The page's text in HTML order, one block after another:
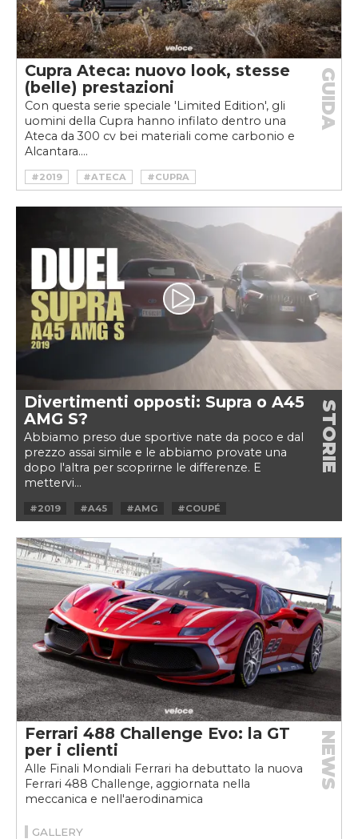
Cupra Ateca: nuovo look, stesse
(belle) prestazioni
Con questa serie speciale 'Limited Edition', gli
uomini della Cupra hanno infilato dentro una
Ateca da 300 cv bei materiali come carbonio e
Alcantara....
GUIDA
#2019 #ATECA
#CUPRA
#FORMENTOR
#HOTHATCH #SUV
Divertimenti opposti: Supra o A45
AMG S?
Abbiamo preso due sportive nate da poco e dal
prezzo assai simile e le abbiamo provate una
dopo l'altra per scoprirne le differenze. E
mettervi...
STORIE
#2019 #A45 #AMG
#COUPÉ
#SUPRA
#TOYOTA
Ferrari 488 Challenge Evo: la GT
per i clienti
Alle Finali Mondiali Ferrari ha debuttato la nuova
Ferrari 488 Challenge, aggiornata nella
meccanica e nell'aerodinamica
NEWS
GALLERY